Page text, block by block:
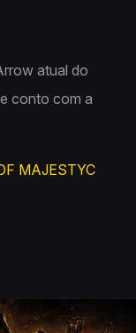
atual do
conto com a
MAJESTYC